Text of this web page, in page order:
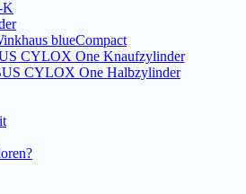
K
blueCompact
CYLOX One Knaufzylinder
CYLOX One Halbzylinder